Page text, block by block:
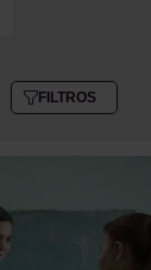
FILTROS